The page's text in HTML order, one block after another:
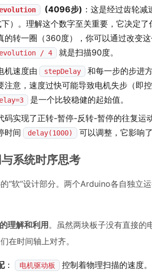
(4096步) ：这是经过齿轮
下）。理解这个数字至关重要，它决定
的转一圈（360度），你可以通过改变
/ 4
就是扫描90度。
机速度由 stepDelay
和每一步的步进
注意，速度过快可能导致电机失步（即
是一个比较稳健的起始值。
码实现了正转-暂停-反转-暂停的往复运
时间
delay(1000) 可以调整，它影响
系统时序思考
“软”设计部分。两个Arduino各自独立
理解和利用 。虽然两块板子没有直接的
在时间轴上对齐。
： 电机驱动板 控制着物理扫描的速度